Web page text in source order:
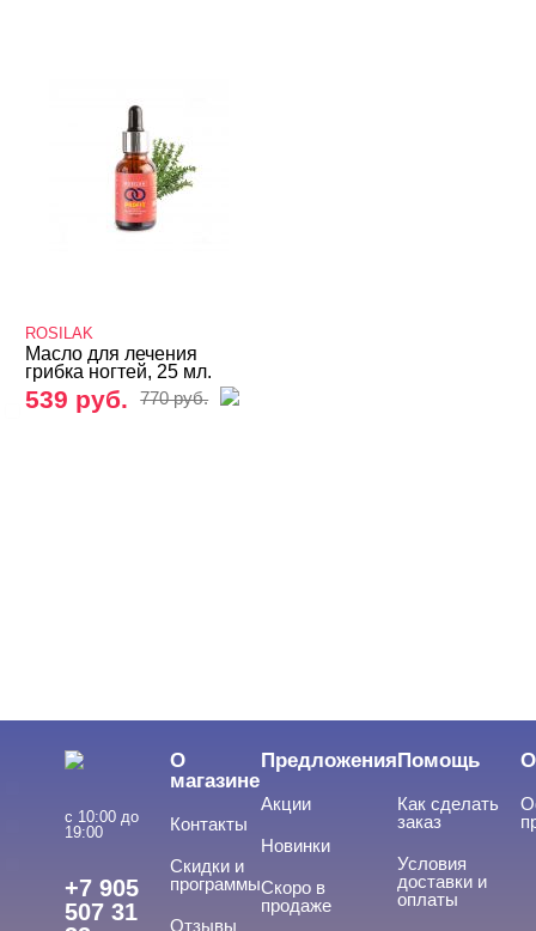
Nano Professional
Runail
Кератолитики
Фрезы, боры, колпачки
ROSILAK
Для рук
ROSILAK
Масло для лечения
грибка ногтей, 25 мл.
539 руб. 770 руб.
с 10:00 до
19:00
+7 905
507 31
О
магазине
Контакты
Скидки и
программы
Отзывы
Предложения
Акции
Новинки
Скоро в
продаже
Помощь
Как сделать
заказ
Условия
доставки и
оплаты